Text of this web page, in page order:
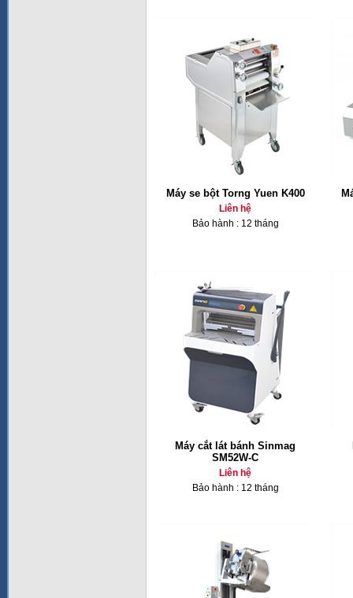
Máy se bột Torng Yuen K400
Liên hệ
Bảo hành : 12 tháng
Máy cắt lát bánh Sinmag
SM52W-C
Liên hệ
Bảo hành : 12 tháng